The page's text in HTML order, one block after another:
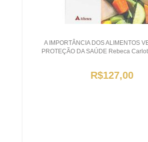
A IMPORTÂNCIA DOS ALIMENTOS
PROTEÇÃO DA SAÚDE Rebeca
R$127,00